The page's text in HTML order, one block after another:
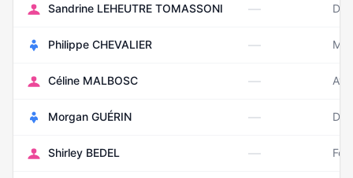
Sandrine LEHEUTRE TOMASSONI —
Philippe CHEVALIER —
Céline MALBOSC —
Morgan GUÉRIN —
Shirley BEDEL —